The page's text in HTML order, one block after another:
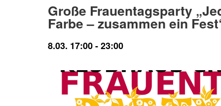
Große Frauentagsparty
Farbe – zusammen ein
8.03. 17:00-23:00